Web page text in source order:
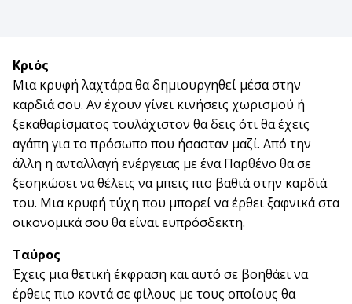
Κριός
Μια κρυφή λαχτάρα θα δημιουργηθεί μέσα στην
καρδιά σου. Αν έχουν γίνει κινήσεις χωρισμού ή
ξεκαθαρίσματος τουλάχιστον θα δεις ότι θα έχεις
αγάπη για το πρόσωπο που ήσασταν μαζί. Από την
άλλη η ανταλλαγή ενέργειας με ένα Παρθένο θα σε
ξεσηκώσει να θέλεις να μπεις πιο βαθιά στην καρδιά
του. Μια κρυφή τύχη που μπορεί να έρθει ξαφνικά στα
οικονομικά σου θα είναι ευπρόσδεκτη.
Ταύρος
Έχεις μια θετική έκφραση και αυτό σε βοηθάει να
έρθεις πιο κοντά σε φίλους με τους οποίους θα